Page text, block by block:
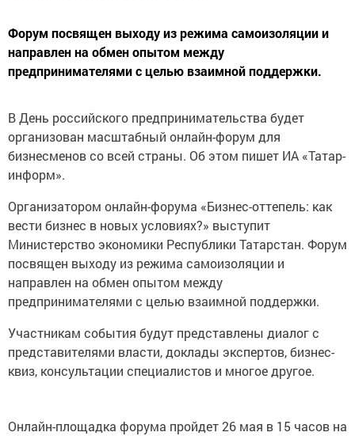
Форум посвящен выходу из режима самоизоляции и
направлен на обмен опытом между
предпринимателями с целью взаимной поддержки.
В День российского предпринимательства будет
организован масштабный онлайн-форум для
бизнесменов со всей страны. Об этом пишет ИА «Татар-
информ».
Организатором онлайн-форума «Бизнес-оттепель: как
вести бизнес в новых условиях?» выступит
Министерство экономики Республики Татарстан. Форум
посвящен выходу из режима самоизоляции и
направлен на обмен опытом между
предпринимателями с целью взаимной поддержки.
Участникам события будут представлены диалог с
представителями власти, доклады экспертов, бизнес-
квиз, консультации специалистов и многое другое.
Онлайн-площадка форума пройдет 26 мая в 15 часов на